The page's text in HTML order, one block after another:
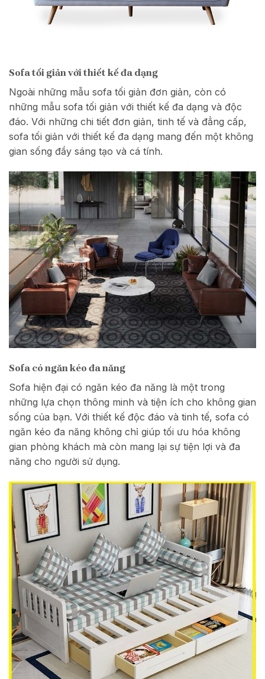
Sofa tối giản với thiết kế đa dạng
Ngoài những mẫu sofa tối giản đơn giản, còn có
những mẫu sofa tối giản với thiết kế đa dạng và độc
đáo. Với những chi tiết đơn giản, tinh tế và đẳng cấp,
sofa tối giản với thiết kế đa dạng mang đến một không
gian sống đầy sáng tạo và cá tính.
Sofa có ngăn kéo đa năng
Sofa hiện đại có ngăn kéo đa năng là một trong
những lựa chọn thông minh và tiện ích cho không gian
sống của bạn. Với thiết kế độc đáo và tinh tế, sofa có
ngăn kéo đa năng không chỉ giúp tối ưu hóa không
gian phòng khách mà còn mang lại sự tiện lợi và đa
năng cho người sử dụng.